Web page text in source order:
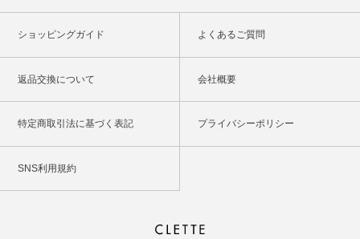
ショッピングガイド よくあるご質問
返品交換について 会社概要
特定商取引法に基づく表記 プライバシーポリシー
SNS利用規約